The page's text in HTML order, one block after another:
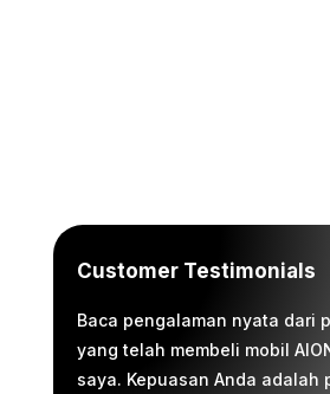
Customer Testimonials
Baca pengalaman nyata dari
yang telah membeli mobil
saya. Kepuasan Anda adalah